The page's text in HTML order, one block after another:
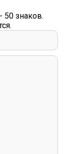
50 знаков.